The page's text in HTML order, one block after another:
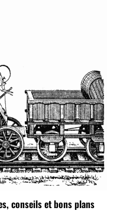
conseils et bons plans